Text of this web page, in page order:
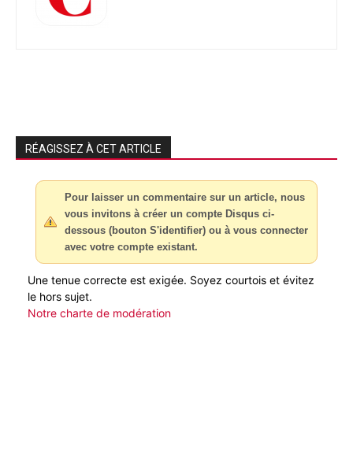
RÉAGISSEZ À CET ARTICLE
Pour laisser un commentaire sur un article, nous
vous invitons à créer un compte Disqus ci-
dessous (bouton S'identifier) ou à vous connecter
avec votre compte existant.
Une tenue correcte est exigée. Soyez courtois et évitez
le hors sujet.
Notre charte de modération